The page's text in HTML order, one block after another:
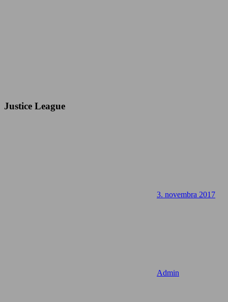
Justice League
3. novembra 2017
Admin